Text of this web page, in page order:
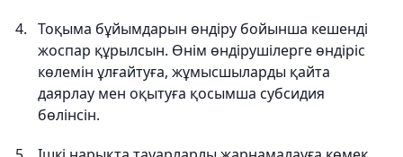
Тоқыма бұйымдарын өндіру бойынша кешенді
жоспар құрылсын. Өнім өндірушілерге өндіріс
көлемін ұлғайтуға, жұмысшыларды қайта
даярлау мен оқытуға қосымша субсидия
бөлінсін.